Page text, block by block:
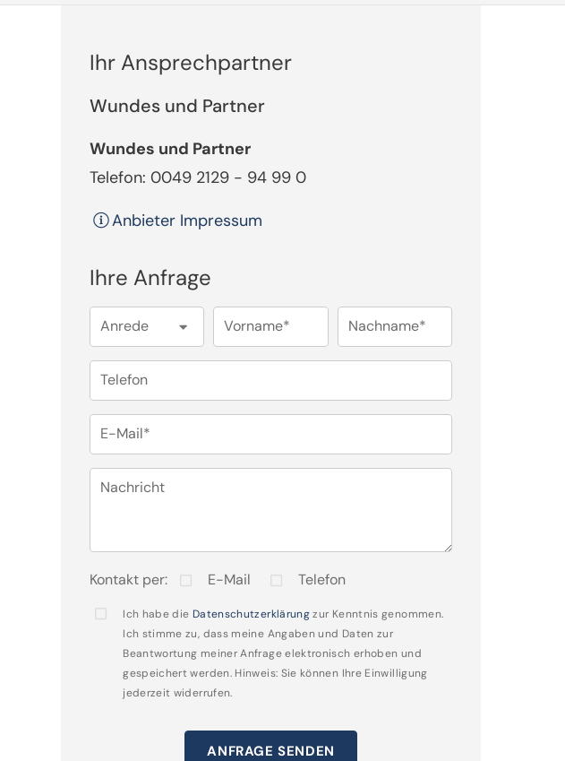
Ihr Ansprechpartner
Wundes und Partner
Wundes und Partner
Telefon: 0049 2129 - 94 99 0
Anbieter Impressum
Ihre Anfrage
Anrede Vorname* Nachname*
Telefon
E-Mail*
Nachricht
Kontakt per: E-Mail Telefon
Ich habe die Datenschutzerklärungzur Kenntnis genommen.
Ich stimme zu, dass meine Angaben und Daten zur
Beantwortung meiner Anfrage elektronisch erhoben und
gespeichert werden. Hinweis: Sie können Ihre Einwilligung
jederzeit widerrufen.
ANFRAGE SENDEN